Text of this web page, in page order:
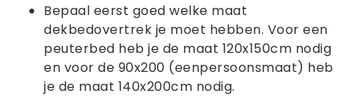
Bepaal eerst goed welke maat
dekbedovertrek je moet hebben. Voor een
peuterbed heb je de maat 120x150cm nodig
en voor de 90x200 (eenpersoonsmaat) heb
je de maat 140x200cm nodig.